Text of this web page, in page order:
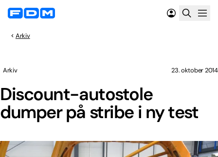
Arkiv
Discount-autostole
dumper på stribe i ny test
Arkiv 23. oktober 2014